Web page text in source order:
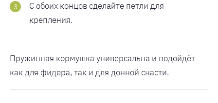
С обоих концов сделайте петли для
крепления.
Пружинная кормушка универсальна и подойдёт
как для фидера, так и для донной снасти.